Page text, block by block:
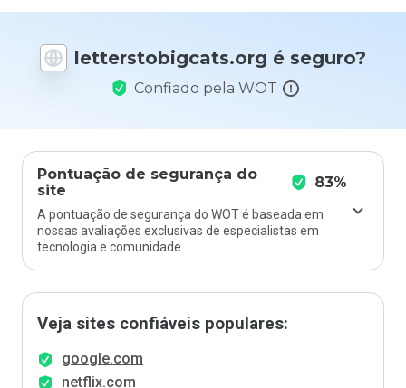
letterstobigcats.org é seguro?
Confiado pela WOT
Pontuação de segurança do
site
83%
A pontuação de segurança do WOT é baseada em
nossas avaliações exclusivas de especialistas em
tecnologia e comunidade.
Veja sites confiáveis populares:
google.com
netflix.com
nota
daria
este